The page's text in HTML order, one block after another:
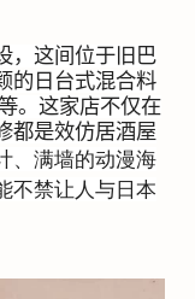
，这间位于旧巴
的日台式混合料
。这家店不仅在
都是效仿居酒屋
、满墙的动漫海
不禁让人与日本